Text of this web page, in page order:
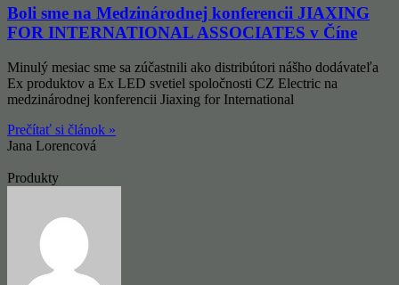
Boli sme na Medzinárodnej konferencii JIAXING
FOR INTERNATIONAL ASSOCIATES v Číne
Minulý mesiac sme sa zúčastnili ako distribútori nášho dodávateľa
Ex produktov a Ex LED svetiel spoločnosti CZ Electric na
medzinárodnej konferencii Jiaxing for International
Prečítať si článok »
Jana Lorencová
Produkty